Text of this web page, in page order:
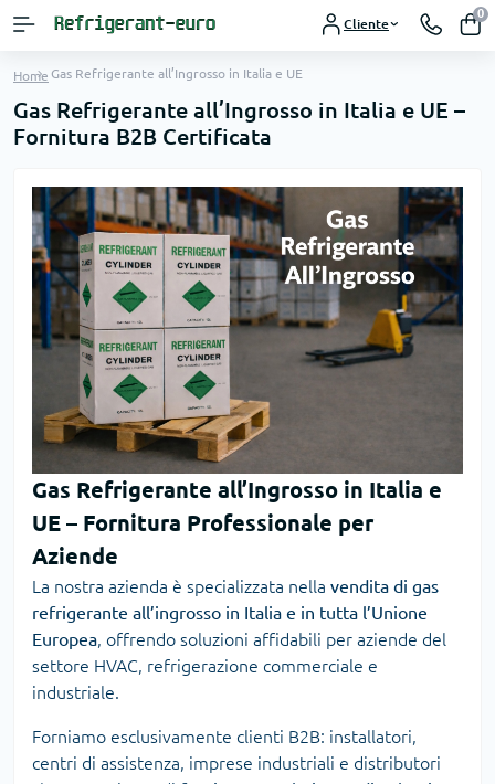
Cliente
0
Home Gas Refrigerante all’Ingrosso in Italia e UE
Gas Refrigerante all’Ingrosso in Italia e UE –
Fornitura B2B Certificata
Gas Refrigerante all’Ingrosso in Italia e
UE – Fornitura Professionale per
Aziende
La nostra azienda è specializzata nella vendita di gas
refrigerante all’ingrosso in Italia e in tutta l’Unione
Europea, offrendo soluzioni affidabili per aziende del
settore HVAC, refrigerazione commerciale e
industriale.
Forniamo esclusivamente clienti B2B: installatori,
centri di assistenza, imprese industriali e distributori